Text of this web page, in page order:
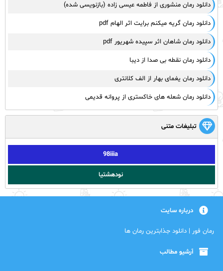
دانلود رمان منشوری از فاطمه عیسی زاده (بازنویسی شده)
دانلود رمان گریه میکنم برایت اثر الهام pdf
دانلود رمان شاهان اثر سپیده شهریور pdf
دانلود رمان نقطه بی صدا از دیبا
دانلود رمان یغمای بهار از الف کلانتری
دانلود رمان شعله های خاکستری از پروانه قدیمی
تبلیغات متنی
98iiia
نودهشتیا
درباره سایت
رمان فور | دانلود جذابترین رمان ها
آرشیو مطالب